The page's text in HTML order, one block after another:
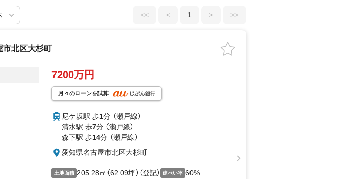
<< < 1 > >>
市北区大杉町
7200万円
月々のローンを試算
尼ケ坂駅 歩1分 （瀬戸線）
清水駅 歩7分 （瀬戸線）
森下駅 歩14分 （瀬戸線）
愛知県名古屋市北区大杉町
土地面積 205.28㎡（62.09坪）（登記） 建ぺい率 60%